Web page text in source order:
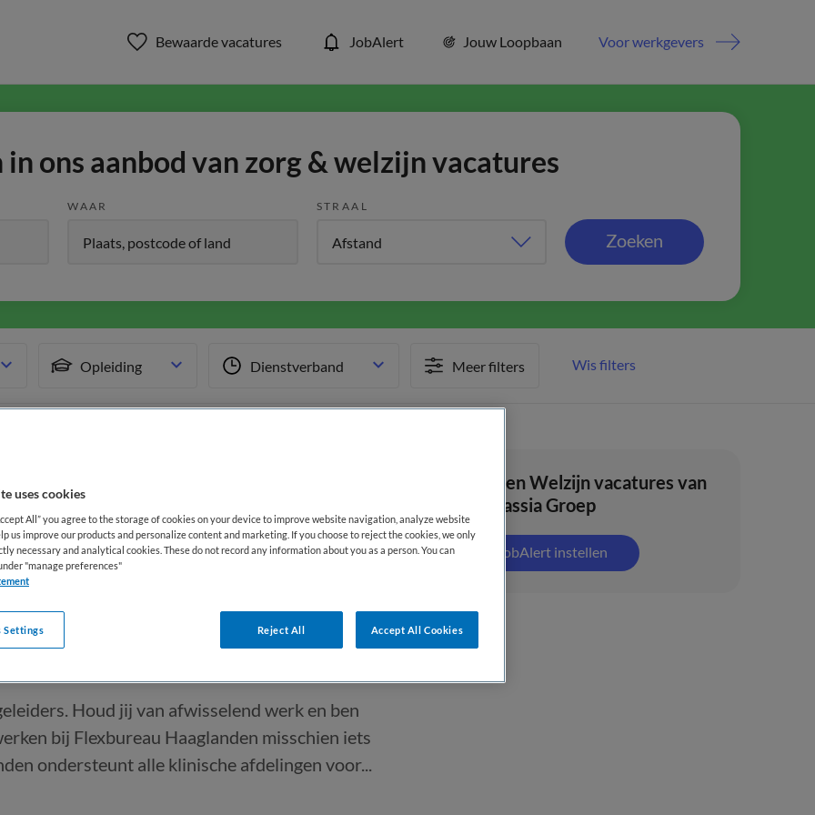
Bewaarde vacatures JobAlert Jouw Loopbaan Voor werkgevers
ons aanbod van zorg & welzijn vacatures
WAAR STRAAL
Zoeken
Opleiding Dienstverband Meer filters Wis filters
Zorg en Welzijn vacatures van
Parnassia Groep
JobAlert instellen
Houd jij van afwisselend werk en ben
bij Flexbureau Haaglanden misschien iets
ondersteunt alle klinische afdelingen voor...
uses cookies
All” you agree to the storage of cookies on your device to improve website navigation, analyze website
us improve our products and personalize content and marketing. If you choose to reject the cookies, we only
necessary and analytical cookies. These do not record any information about you as a person. You can
"manage preferences"
Reject All Accept All Cookies
Settings